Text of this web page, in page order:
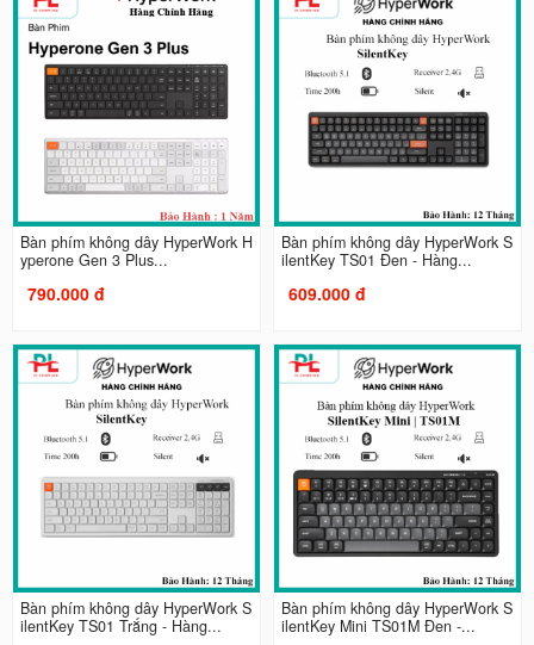
Bàn phím không dây HyperWork H
yperone Gen 3 Plus...
790.000 đ
Bàn phím không dây HyperWork S
ilentKey TS01 Đen - Hàng...
609.000 đ
Bàn phím không dây HyperWork S
ilentKey TS01 Trắng - Hàng...
Bàn phím không dây HyperWork S
ilentKey Mini TS01M Đen -...